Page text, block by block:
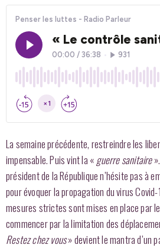
La semaine précédente, restreindre les
impensable. Puis vint la « guerre sanitaire
président de la République n’hésite pas à
pour évoquer la propagation du virus Covid-
mesures strictes sont mises en place par
commencer par la limitation des
Restez chez vous» devient le mantra d’un